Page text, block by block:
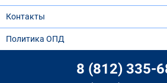
Контакты
Политика ОПД
8 (812) 335-